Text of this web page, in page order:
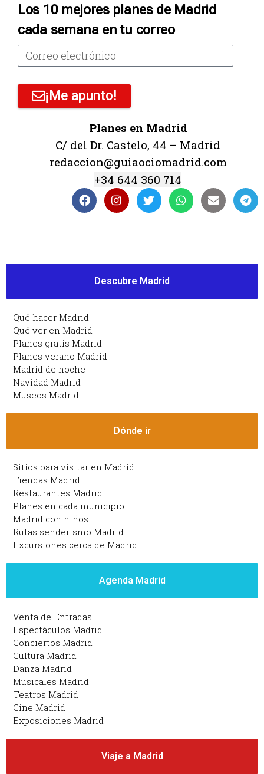
Los 10 mejores planes de Madrid
cada semana en tu correo
¡Me apunto!
Planes en Madrid
C/ del Dr. Castelo, 44 – Madrid
redaccion@guiaociomadrid.com
+34 644 360 714
Descubre Madrid
Qué hacer Madrid
Qué ver en Madrid
Planes gratis Madrid
Planes verano Madrid
Madrid de noche
Navidad Madrid
Museos Madrid
Dónde ir
Sitios para visitar en Madrid
Tiendas Madrid
Restaurantes Madrid
Planes en cada municipio
Madrid con niños
Rutas senderismo Madrid
Excursiones cerca de Madrid
Agenda Madrid
Venta de Entradas
Espectáculos Madrid
Conciertos Madrid
Cultura Madrid
Danza Madrid
Musicales Madrid
Teatros Madrid
Cine Madrid
Exposiciones Madrid
Viaje a Madrid